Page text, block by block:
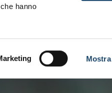
hanno